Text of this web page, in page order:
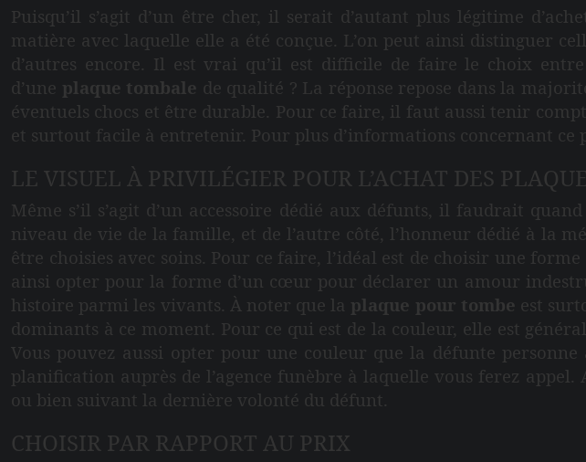
Puisqu’il s’agit d’un être cher, il serait d’autant plus légitime
matière avec laquelle elle a été conçue. L’on peut ainsi distinguer
d’autres encore. Il est vrai qu’il est difficile de faire le choix
d’une plaque tombale de qualité ? La réponse repose dans la
éventuels chocs et être durable. Pour ce faire, il faut aussi tenir
et surtout facile à entretenir. Pour plus d’informations concernant
LE VISUEL À PRIVILÉGIER POUR L’ACHAT DES
Même s’il s’agit d’un accessoire dédié aux défunts, il faudrait
niveau de vie de la famille, et de l’autre côté, l’honneur dédié à la
être choisies avec soins. Pour ce faire, l’idéal est de choisir une
ainsi opter pour la forme d’un cœur pour déclarer un amour
histoire parmi les vivants. À noter que la plaque pour tombe est
dominants à ce moment. Pour ce qui est de la couleur, elle est
Vous pouvez aussi opter pour une couleur que la défunte
planification auprès de l’agence funèbre à laquelle vous ferez
ou bien suivant la dernière volonté du défunt.
CHOISIR PAR RAPPORT AU PRIX